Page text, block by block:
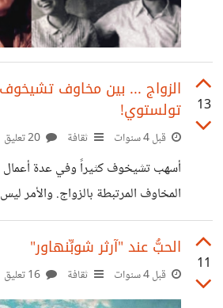
13
الزواج ... بين مخاوف
تولستوي!
قبل 4 سنوات ثقافة
أسهب تشيخوف كثيراً وفي عدة
المخاوف المرتبطة بالزواج. والأمر
وجهة نظره، فقد طرح الكاتب في
وقوع الإنسان في الحب بعد أن يكون
بيتاً. وطرح كذلك مخاوفه المتعلقة
الحب بين المحبين وزوال ما كان
11
الحبُّ عند "آرثر شوبِّنهاور"
قبل 4 سنوات ثقافة